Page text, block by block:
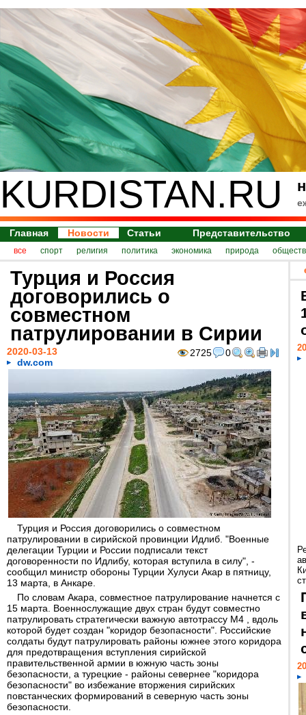
KURDISTAN.RU
Главная Новости Статьи Представительство
все спорт религия политика экономика природа
Турция и Россия
договорились о
совместном
патрулировании в Сирии
2725 0
2020-03-13
dw.com
Турция и Россия договорились о совместном
патрулировании в сирийской провинции Идлиб. "Военные
делегации Турции и России подписали текст
договоренности по Идлибу, которая вступила в силу", -
сообщил министр обороны Турции Хулуси Акар в пятницу,
13 марта, в Анкаре.
По словам Акара, совместное патрулирование начнется с
15 марта. Военнослужащие двух стран будут совместно
патрулировать стратегически важную автотрассу M4 , вдоль
которой будет создан "коридор безопасности". Российские
солдаты будут патрулировать районы южнее этого коридора
для предотвращения вступления сирийской
правительственной армии в южную часть зоны
безопасности, а турецкие - районы севернее "коридора
безопасности" во избежание вторжения сирийских
повстанческих формирований в северную часть зоны
безопасности.